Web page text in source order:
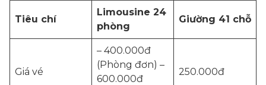
Tiêu chí
Limousine 24
phòng
Giường 41 chỗ
Giá vé
– 400.000đ
(Phòng đơn) –
600.000đ
250.000đ